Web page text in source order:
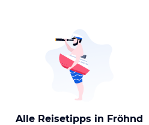
Alle Reisetipps in Fröhnd